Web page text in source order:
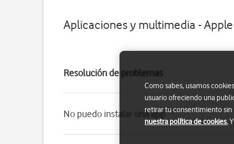
Aplicaciones y multimedia -
Resolución de problemas
No puedo instalar una app
Como sabes, usamos
usuario ofreciendo una
retirar tu consentimiento sin
nuestra política de cookies.